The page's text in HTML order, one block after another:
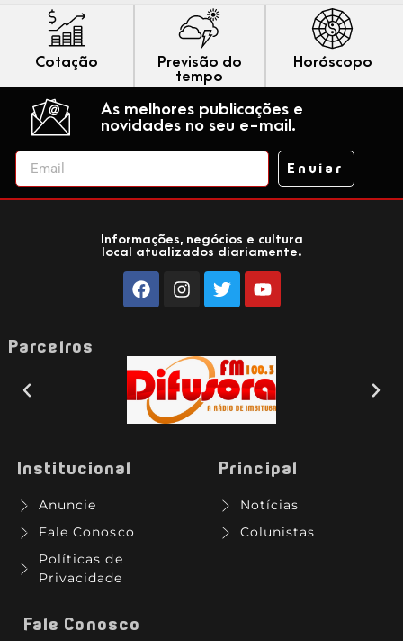
Cotação
Previsão do
tempo
Horóscopo
As melhores publicações e
novidades no seu e-mail.
Enviar
Informações, negócios e cultura
local atualizados diariamente.
Parceiros
Institucional
Anuncie
Fale Conosco
Políticas de
Privacidade
Principal
Notícias
Colunistas
Fale Conosco